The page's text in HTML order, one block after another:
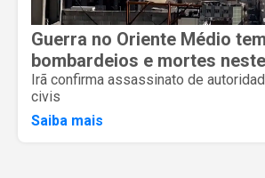
Guerra no Oriente Médio
bombardeios e mortes
Irã confirma assassinato de
civis
Saiba mais